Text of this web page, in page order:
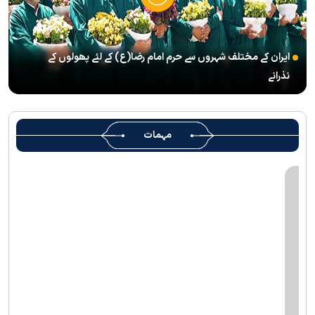
شہید رہبر(رح) ایک قرآنی نابغہ اور قرآنی احکامات پرعمل کرنے والی
شخصیت تھے؛ استاد پناہی
رہبرشہید کے وداع کے ا یام میں حرم مطہر رضوی بند نہيں ہوگا
رہبرشہید ( رحمت اللہ علیہ ) کی یاد میں رضوی کتابخانہ اور میوزیمز
میں تعزیتی جلسوں اور خصوصی پروگراموں کا انعقاد
روضہ منورہ امام رضا(ع) کے خدام ، سوگوار زائرین کو کھانے اور رہائش
کی خدمات فراہم کرنے کے لئے تیار ہیں
ایران کے مختلف شہروں سے حرم امام رضا(ع) کے لئے پھولوں کے
نذرانے
مہمات